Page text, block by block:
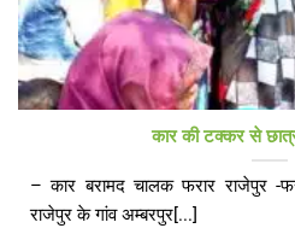
कार की टक्कर से
– कार बरामद चालक फरार राजेपुर -
राजेपुर के गांव अम्बरपुर[...]